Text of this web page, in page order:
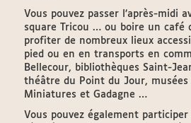
Vous pouvez passer l’après-midi
square Tricou … ou boire un café
profiter de nombreux lieux
pied ou en en transports en
Bellecour, bibliothèques Saint-
théâtre du Point du Jour, musées
Miniatures et Gadagne …
Vous pouvez également